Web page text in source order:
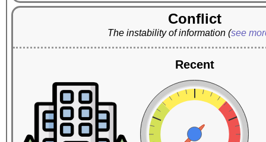
Conflict
The instability of information (see
Recent